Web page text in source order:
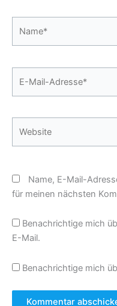
Mail-
Name, E-Mail-
für meinen nächsten
Benachrichtige mich
E-Mail.
Benachrichtige mich